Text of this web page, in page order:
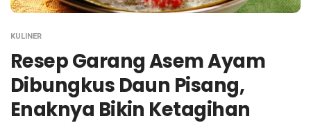
KULINER
Resep Garang Asem Ayam
Dibungkus Daun Pisang,
Enaknya Bikin Ketagihan